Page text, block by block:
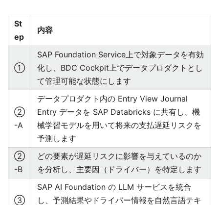
St
ep
内容
①
SAP Foundation Service上で対象データを有効
化し、BDC Cockpit上でデータプロダクトとし
て管理可能な状態にします
②
-A
データプロダクト内の Entry View Journal
Entry データを SAP Databricks に共有し、機
械学習モデルを用いて将来の支払遅延リスクを
予測します
②
-B
どの要素が遅延リスクに影響を与えているのか
を分析し、主要因（ドライバー）を特定します
③
SAP AI Foundation の LLM サービスを統合
し、予測結果やドライバー情報を自然言語テキ